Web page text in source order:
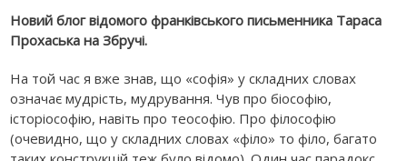
Новий блог відомого франківського письменника Тараса
Прохаська на Збручі.
На той час я вже знав, що «софія» у складних словах
означає мудрість, мудрування. Чув про біософію,
історіософію, навіть про теософію. Про філософію
(очевидно, що у складних словах «філо» то філо, багато